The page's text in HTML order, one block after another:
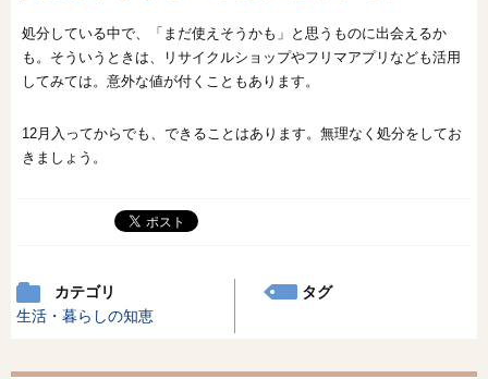
処分している中で、「まだ使えそうかも」と思うものに出会えるか
も。そういうときは、リサイクルショップやフリマアプリなども活用
してみては。意外な値が付くこともあります。
12月入ってからでも、できることはあります。無理なく処分をしてお
きましょう。
カテゴリ
生活・暮らしの知恵
タグ